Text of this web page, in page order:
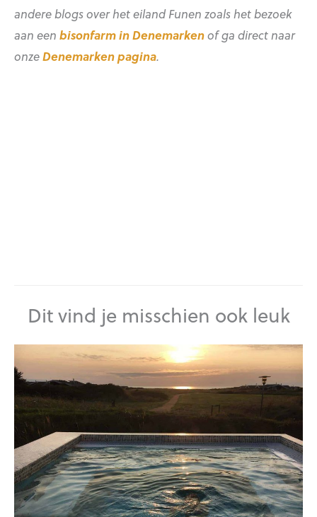
andere blogs over het eiland Funen zoals het bezoek
aan een bisonfarm in Denemarkenof ga direct naar
onzeDenemarken pagina.
Dit vind je misschien ook leuk